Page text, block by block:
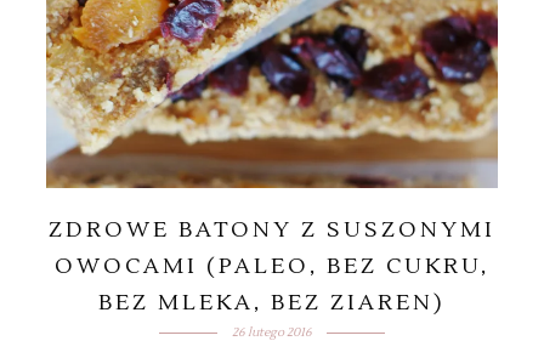
ZDROWE BATONY Z SUSZONYMI
OWOCAMI (PALEO, BEZ CUKRU,
BEZ MLEKA, BEZ ZIAREN)
26 lutego 2016